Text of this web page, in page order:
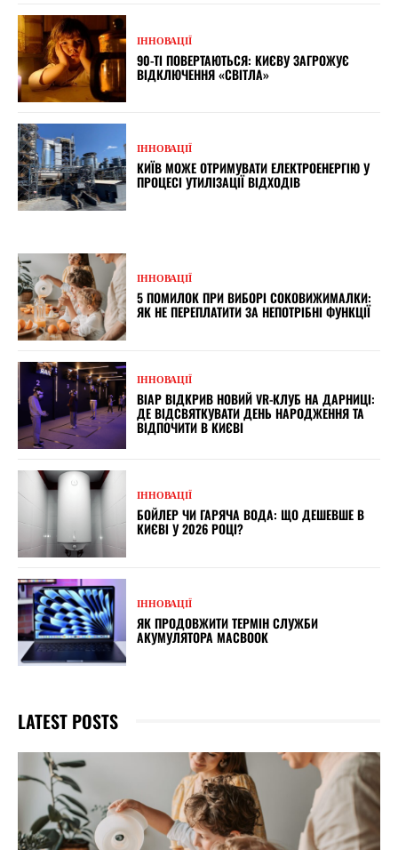
ІННОВАЦІЇ
90-ТІ ПОВЕРТАЮТЬСЯ: КИЄВУ ЗАГРОЖУЄ
ВІДКЛЮЧЕННЯ «СВІТЛА»
ІННОВАЦІЇ
КИЇВ МОЖЕ ОТРИМУВАТИ ЕЛЕКТРОЕНЕРГІЮ У
ПРОЦЕСІ УТИЛІЗАЦІЇ ВІДХОДІВ
ІННОВАЦІЇ
5 ПОМИЛОК ПРИ ВИБОРІ СОКОВИЖИМАЛКИ:
ЯК НЕ ПЕРЕПЛАТИТИ ЗА НЕПОТРІБНІ ФУНКЦІЇ
ІННОВАЦІЇ
ВІАР ВІДКРИВ НОВИЙ VR-КЛУБ НА ДАРНИЦІ:
ДЕ ВІДСВЯТКУВАТИ ДЕНЬ НАРОДЖЕННЯ ТА
ВІДПОЧИТИ В КИЄВІ
ІННОВАЦІЇ
БОЙЛЕР ЧИ ГАРЯЧА ВОДА: ЩО ДЕШЕВШЕ В
КИЄВІ У 2026 РОЦІ?
ІННОВАЦІЇ
ЯК ПРОДОВЖИТИ ТЕРМІН СЛУЖБИ
АКУМУЛЯТОРА MACBOOK
LATEST POSTS